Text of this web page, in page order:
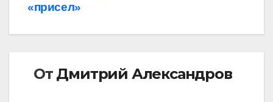
«присел»
От Дмитрий Александров